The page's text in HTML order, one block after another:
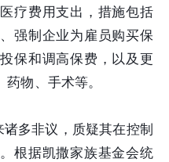
疗费用支出，措施包括
强制企业为雇员购买保
保和调高保费，以及更
物、手术等。
多非议，质疑其在控制
根据凯撒家族基金会统